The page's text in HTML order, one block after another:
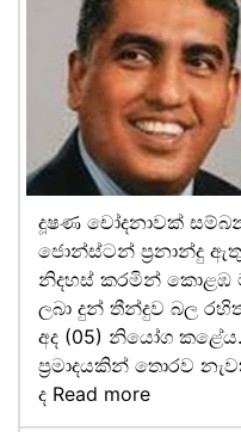
දූෂණ චෝදනාවක්
ජොන්ස්ටන් ප්‍රනාන්දු
නිදහස් කරමින් කොළඹ
ලබා දුන් තීන්දුව බල
අද (05) නියෝග
ප්‍රමාදයකින් තොරව
ද Read more